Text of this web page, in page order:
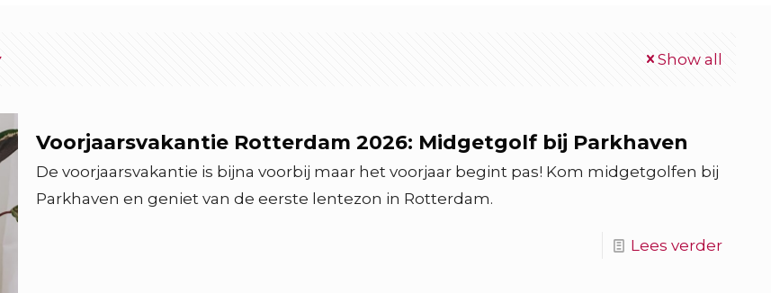
Show all
Voorjaarsvakantie Rotterdam 2026: Midgetgolf bij Parkhaven
De voorjaarsvakantie is bijna voorbij maar het voorjaar begint pas! Kom midgetgolfen bij
Parkhaven en geniet van de eerste lentezon in Rotterdam.
Lees verder